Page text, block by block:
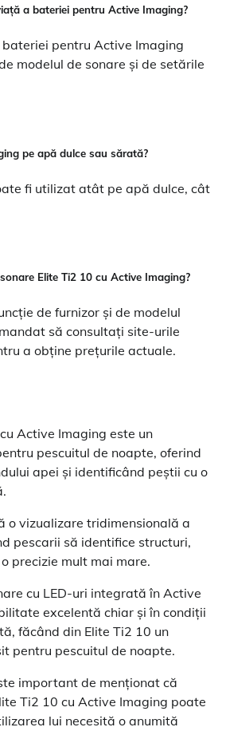
a bateriei pentru Active Imaging?
pentru Active Imaging
modelul de sonare și de setările
pe apă dulce sau sărată?
fi utilizat atât pe apă dulce, cât
Elite Ti2 10 cu Active Imaging?
de furnizor și de modelul
să consultați site-urile
a obține prețurile actuale.
Active Imaging este un
pescuitul de noapte, oferind
apei și identificând peștii cu o
o vizualizare tridimensională a
pescarii să identifice structuri,
precizie mult mai mare.
cu LED-uri integrată în Active
excelentă chiar și în condiții
făcând din Elite Ti2 10 un
pentru pescuitul de noapte.
important de menționat că
Ti2 10 cu Active Imaging poate
lui necesită o anumită